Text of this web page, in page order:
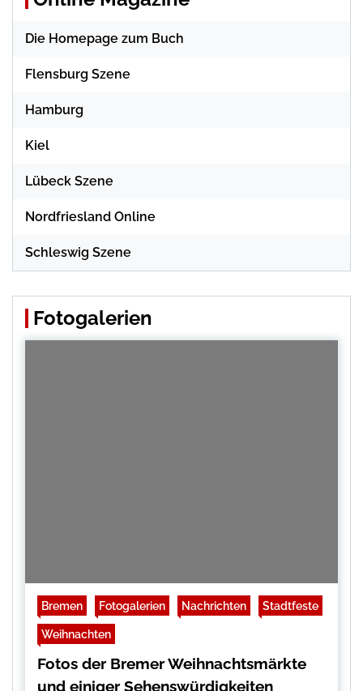
Die Homepage zum Buch
Flensburg Szene
Hamburg
Kiel
Lübeck Szene
Nordfriesland Online
Schleswig Szene
Fotogalerien
Bremen Fotogalerien Nachrichten Stadtfeste
Weihnachten
Fotos der Bremer Weihnachtsmärkte
und einiger Sehenswürdigkeiten